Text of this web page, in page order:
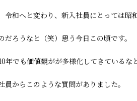
令和へと変わり、新入社員にとっては昭
ろうなと（笑）思う今日この頃です。
でも価値観がが多様化してきているな
からこのような質問がありました。